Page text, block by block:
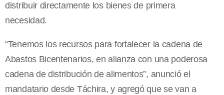
distribuir directamente los bienes de primera
necesidad.
“Tenemos los recursos para fortalecer la cadena de
Abastos Bicentenarios, en alianza con una poderosa
cadena de distribución de alimentos”, anunció el
mandatario desde Táchira, y agregó que se van a